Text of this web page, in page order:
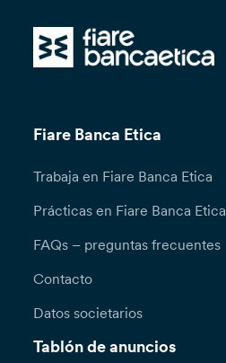
Fiare Banca Etica
Trabaja en Fiare Banca Etica
Prácticas en Fiare Banca Etica
FAQs – preguntas frecuentes
Contacto
Datos societarios
Tablón de anuncios